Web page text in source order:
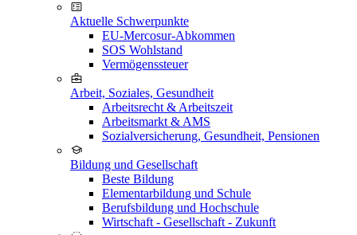
Aktuelle Schwerpunkte
EU-Mercosur-Abkommen
SOS Wohlstand
Vermögenssteuer
Arbeit, Soziales, Gesundheit
Arbeitsrecht & Arbeitszeit
Arbeitsmarkt & AMS
Sozialversicherung, Gesundheit, Pensionen
Bildung und Gesellschaft
Beste Bildung
Elementarbildung und Schule
Berufsbildung und Hochschule
Wirtschaft - Gesellschaft - Zukunft